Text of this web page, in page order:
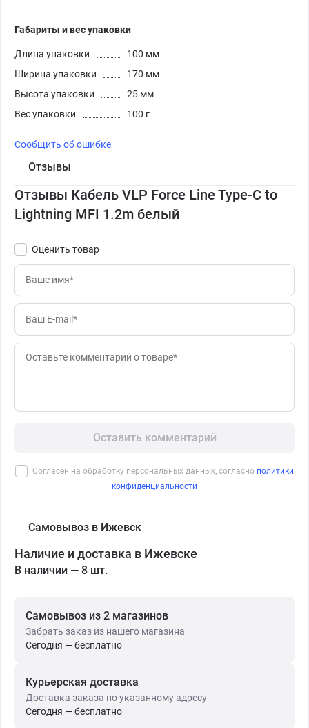
Габариты и вес упаковки
Длина упаковки
100 мм
Ширина упаковки
170 мм
Высота упаковки
25 мм
Вес упаковки
100 г
Сообщить об ошибке
Отзывы
Отзывы Кабель VLP Force Line Type-C to
Lightning MFI 1.2m белый
Оценить товар
Оставить комментарий
Согласен на обработку персональных данных, согласно политики
конфиденциальности
Самовывоз в Ижевск
Наличие и доставка в Ижевске
В наличии — 8 шт.
Самовывоз из 2 магазинов
Забрать заказ из нашего магазина
Сегодня — бесплатно
Курьерская доставка
Доставка заказа по указанному адресу
Сегодня — бесплатно